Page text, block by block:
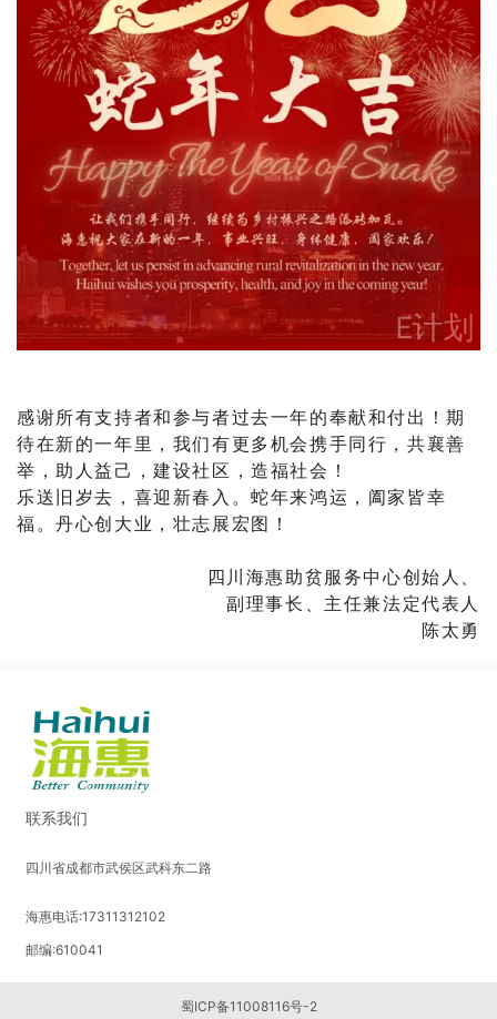
感谢所有支持者和参与者过去一年的奉献和付出！期
待在新的一年里，我们有更多机会携手同行，共襄善
举，助人益己，建设社区，造福社会！
乐送旧岁去，喜迎新春入。蛇年来鸿运，阖家皆幸
福。丹心创大业，壮志展宏图！
四川海惠助贫服务中心创始人、
副理事长、主任兼法定代表人
陈太勇
联系我们
四川省成都市武侯区武科东二路
海惠电话:17311312102
邮编:610041
蜀ICP备11008116号-2